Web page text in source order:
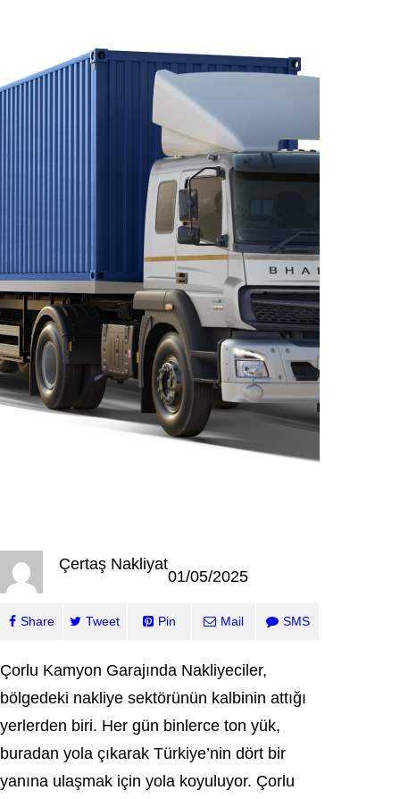
Çertaş Nakliyat
01/05/2025
Share Tweet Pin Mail SMS
Çorlu Kamyon Garajında Nakliyeciler,
bölgedeki nakliye sektörünün kalbinin attığı
yerlerden biri. Her gün binlerce ton yük,
buradan yola çıkarak Türkiye’nin dört bir
yanına ulaşmak için yola koyuluyor. Çorlu